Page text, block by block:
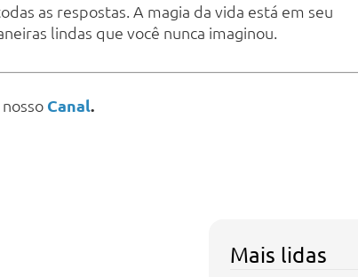
as respostas. A magia da vida está em seu
lindas que você nunca imaginou.
Canal.
Mais lidas